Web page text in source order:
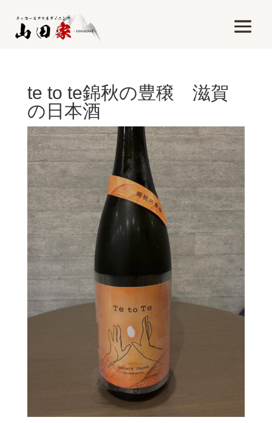
te to te錦秋の豊穣 滋賀
の日本酒